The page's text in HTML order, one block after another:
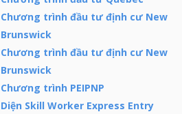
Chương trình đầu tư định cư New
Brunswick
Chương trình đầu tư định cư New
Brunswick
Chương trình PEIPNP
Diện Skill Worker Express Entry